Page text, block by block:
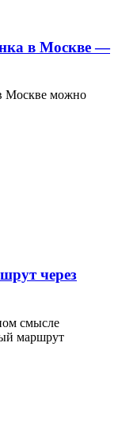
в Москве —
Москве можно
через
смысле
маршрут